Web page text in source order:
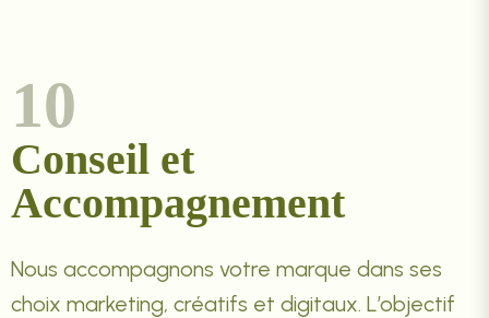
10
Conseil et
Accompagnement
Nous accompagnons votre marque dans ses
choix marketing, créatifs et digitaux. L’objectif